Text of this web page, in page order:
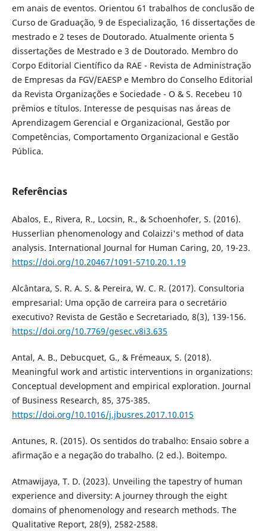
em anais de eventos. Orientou 61 trabalhos de conclusão de
Curso de Graduação, 9 de Especialização, 16 dissertações de
mestrado e 2 teses de Doutorado. Atualmente orienta 5
dissertações de Mestrado e 3 de Doutorado. Membro do
Corpo Editorial Científico da RAE - Revista de Administração
de Empresas da FGV/EAESP e Membro do Conselho Editorial
da Revista Organizações e Sociedade - O & S. Recebeu 10
prêmios e títulos. Interesse de pesquisas nas áreas de
Aprendizagem Gerencial e Organizacional, Gestão por
Competências, Comportamento Organizacional e Gestão
Pública.
Referências
Abalos, E., Rivera, R., Locsin, R., & Schoenhofer, S. (2016).
Husserlian phenomenology and Colaizzi's method of data
analysis. International Journal for Human Caring, 20, 19-23.
https://doi.org/10.20467/1091-5710.20.1.19
Alcântara, S. R. A. S. & Pereira, W. C. R. (2017). Consultoria
empresarial: Uma opção de carreira para o secretário
executivo? Revista de Gestão e Secretariado, 8(3), 139-156.
https://doi.org/10.7769/gesec.v8i3.635
Antal, A. B., Debucquet, G., & Frémeaux, S. (2018).
Meaningful work and artistic interventions in organizations:
Conceptual development and empirical exploration. Journal
of Business Research, 85, 375-385.
https://doi.org/10.1016/j.jbusres.2017.10.015
Antunes, R. (2015). Os sentidos do trabalho: Ensaio sobre a
afirmação e a negação do trabalho. (2 ed.). Boitempo.
Atmawijaya, T. D. (2023). Unveiling the tapestry of human
experience and diversity: A journey through the eight
domains of phenomenology and research methods. The
Qualitative Report, 28(9), 2582-2588.